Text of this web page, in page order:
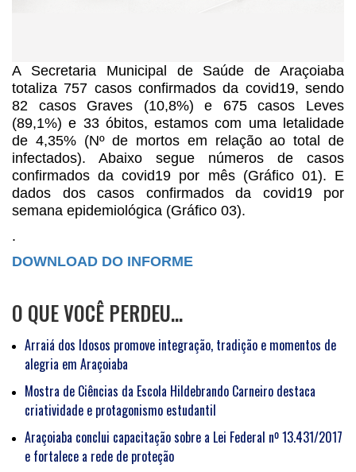
A Secretaria Municipal de Saúde de Araçoiaba
totaliza 757 casos confirmados da covid19, sendo
82 casos Graves (10,8%) e 675 casos Leves
(89,1%) e 33 óbitos, estamos com uma letalidade
de 4,35% (Nº de mortos em relação ao total de
infectados). Abaixo segue números de casos
confirmados da covid19 por mês (Gráfico 01). E
dados dos casos confirmados da covid19 por
semana epidemiológica (Gráfico 03).
.
DOWNLOAD DO INFORME
O QUE VOCÊ PERDEU…
Arraiá dos Idosos promove integração, tradição e momentos de
alegria em Araçoiaba
Mostra de Ciências da Escola Hildebrando Carneiro destaca
criatividade e protagonismo estudantil
Araçoiaba conclui capacitação sobre a Lei Federal nº 13.431/2017
e fortalece a rede de proteção